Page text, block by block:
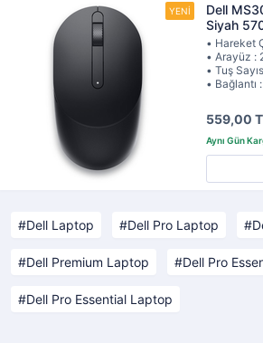
Dell
Siyah
• Hareket
• Arayüz :
• Tuş
• Bağlantı
559,00
Dell Laptop Dell Pro Laptop
Dell Premium Laptop Dell Pro
Dell Pro Essential Laptop